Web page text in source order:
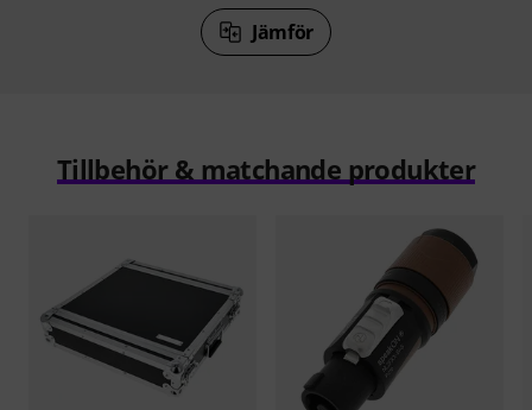
Jämför
Tillbehör & matchande produkter